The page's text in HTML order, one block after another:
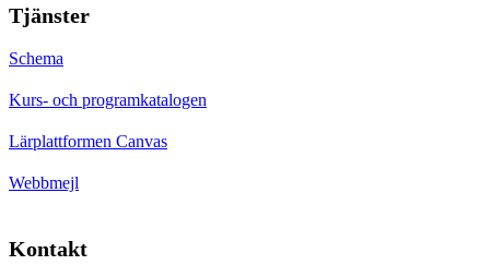
Tjänster
Schema
Kurs- och programkatalogen
Lärplattformen Canvas
Webbmejl
Kontakt